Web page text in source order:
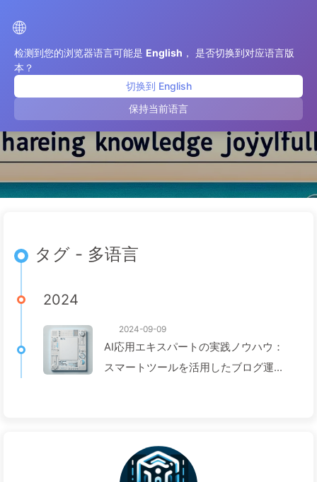
🌐
检测到您的浏览器语言可能是 English ， 是否切换到对应语言版
本？
切换到 English
保持当前语言
多语言
タグ - 多语言
2024
2024-09-09
AI応用エキスパートの実践ノウハウ：
スマートツールを活用したブログ運営